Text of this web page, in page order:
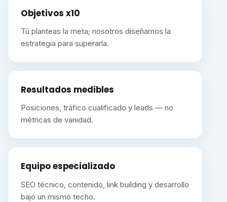
Objetivos x10
Tú planteas la meta; nosotros diseñamos la
estrategia para superarla.
Resultados medibles
Posiciones, tráfico cualificado y leads — no
métricas de vanidad.
Equipo especializado
SEO técnico, contenido, link building y desarrollo
bajo un mismo techo.